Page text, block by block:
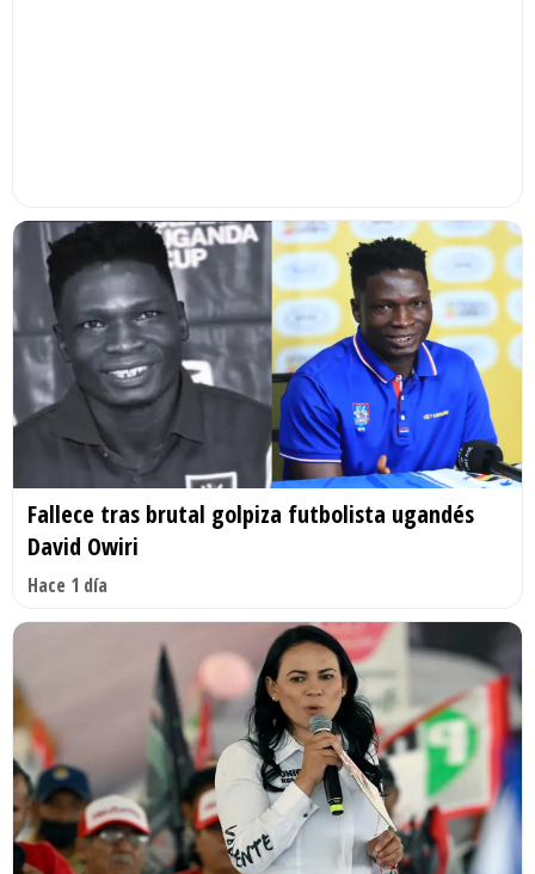
Fallece tras brutal golpiza futbolista ugandés
David Owiri
Hace 1 día